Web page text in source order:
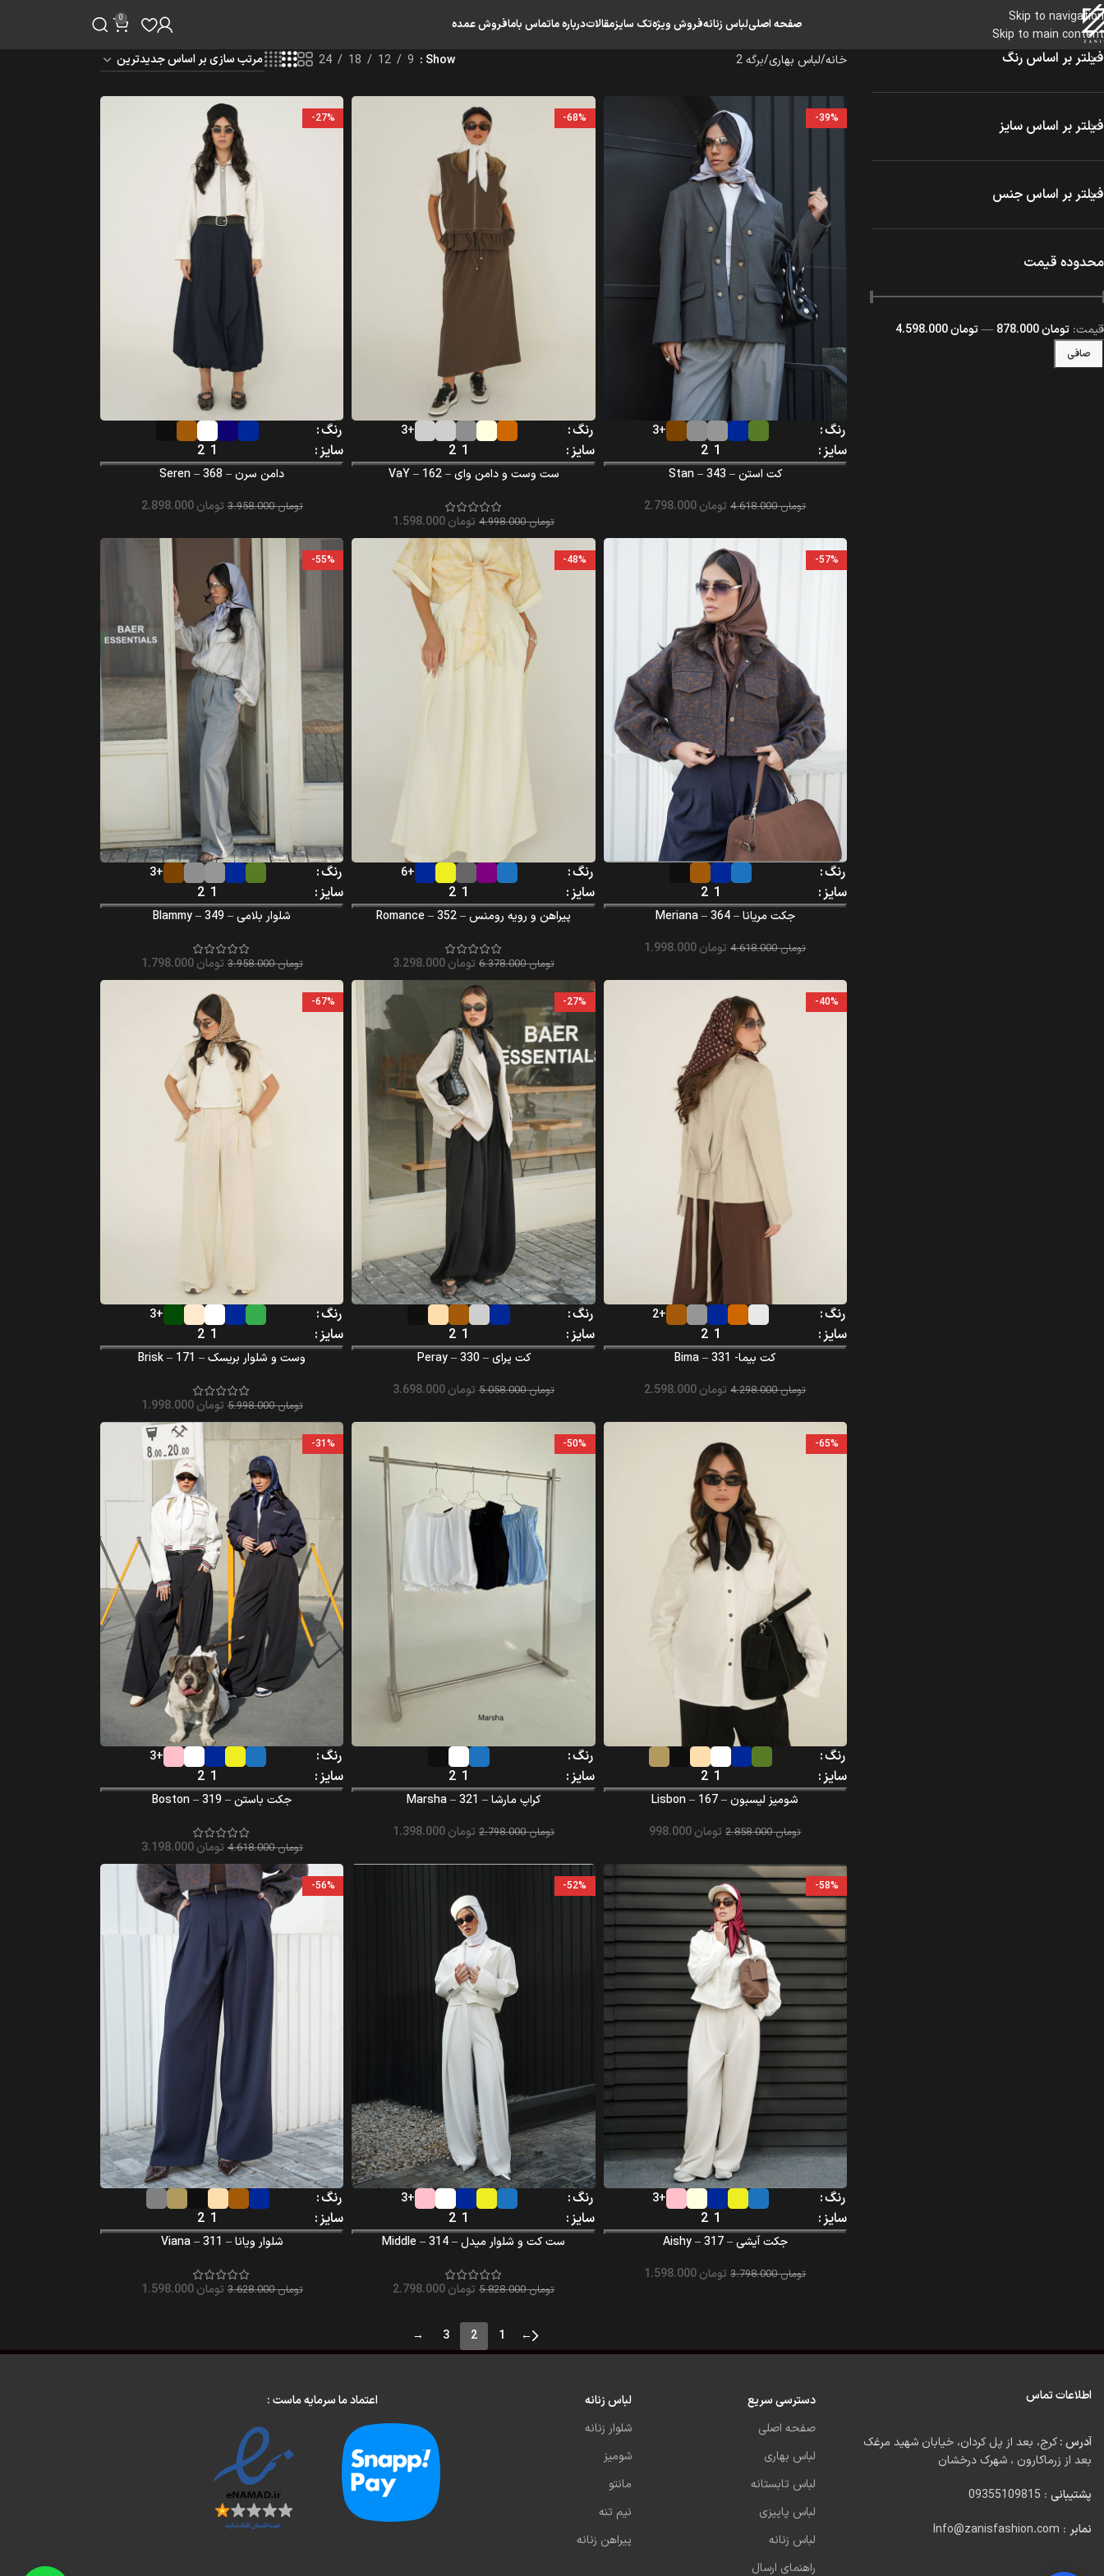
Skip to navigation
Skip to main content
صفحه اصلیلباس زنانهفروش ویژهتک سایزمقالاتدرباره ماتماس بامافروش عمده 0
فیلتر بر اساس رنگ
فیلتر بر اساس سایز
فیلتر بر اساس جنس
محدوده قیمت
صافی
قيمت: تومان 878.000 —تومان 4.598.000
خانه لباس بهاری برگه 2 Show
9
12
18
24
-39%
رنگ +3
سایز 1
2
کت استن – Stan – 343
تومان4.618.000 تومان
-68%
رنگ +3
سایز 1
2
ست وست و دامن وای – VaY – 162
تومان4.998.000 تومان
-27%
رنگ
سایز
1
2
دامن سرن – Seren – 368
تومان3.958.000 تومان2.898.000
-57%
رنگ
سایز
1
2
جکت مریانا – Meriana – 364
تومان4.618.000 تومان
-48%
رنگ +6
سایز 1
2
پیراهن و رویه رومنس – Romance – 352
تومان6.378.000 تومان
-55%
رنگ +3
سایز 1
2
شلوار بلامی – Blammy – 349
تومان3.958.000 تومان1.798.000
-40%
رنگ +2
سایز 1
2
کت بیما- Bima – 331
تومان4.298.000 تومان
-27%
رنگ
سایز
1
2
کت پرای – Peray – 330
تومان5.058.000 تومان
-67%
رنگ +3
سایز 1
2
وست و شلوار بریسک – Brisk – 171
تومان5.998.000 تومان1.998.000
-65%
رنگ
سایز
1
2
شومیز لیسبون – Lisbon – 167
تومان2.858.000 تومان
-50%
رنگ
سایز
1
2
کراپ مارشا – Marsha – 321
تومان2.798.000 تومان
-31%
رنگ +3
سایز 1
2
جکت باستن – Boston – 319
تومان4.618.000 تومان3.198.000
-58%
رنگ +3
سایز 1
2
جکت آیشی – Aishy – 317
تومان3.798.000 تومان
-52%
رنگ +3
سایز 1
2
ست کت و شلوار میدل – Middle – 314
تومان5.828.000 تومان
-56%
رنگ
سایز
1
2
شلوار ویانا – Viana – 311
تومان3.628.000 تومان1.598.000
←
1
2
3
→
اطلاعات تماس
آدرس :کرج، بعد از پل کردان، خیابان شهید مرغک
بعد از زرماکارون ، شهرک درخشان
پشتیبانی : 09355109815
نمابر : Info@zanisfashion.com
دسترسی سریع
صفحه اصلی
لباس بهاری
لباس تابستانه
لباس پاییزی
لباس زنانه
راهنمای ارسال
لباس زنانه
شلوار زنانه
شومیز
مانتو
نیم تنه
پیراهن زنانه
اعتماد ما سرمایه ماست :